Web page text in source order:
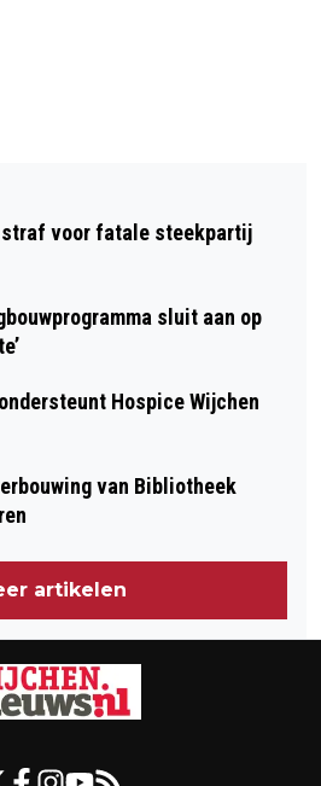
VOOR
PAKKEN WINST IN
straf voor fatale steekpartij
sluit aan op
Hospice Wijchen
van Bibliotheek
artikelen